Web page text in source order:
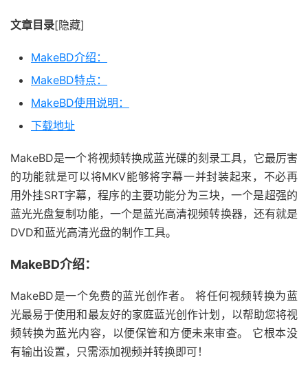
文章目录[隐藏]
MakeBD介绍：
MakeBD特点：
MakeBD使用说明：
下载地址
MakeBD是一个将视频转换成蓝光碟的刻录工具，它最厉害
的功能就是可以将MKV能够将字幕一并封装起来，不必再
用外挂SRT字幕，程序的主要功能分为三块，一个是超强的
蓝光光盘复制功能，一个是蓝光高清视频转换器，还有就是
DVD和蓝光高清光盘的制作工具。
MakeBD介绍：
MakeBD是一个免费的蓝光创作者。 将任何视频转换为蓝
光最易于使用和最友好的家庭蓝光创作计划，以帮助您将视
频转换为蓝光内容，以便保管和方便未来审查。 它根本没
有输出设置，只需添加视频并转换即可！